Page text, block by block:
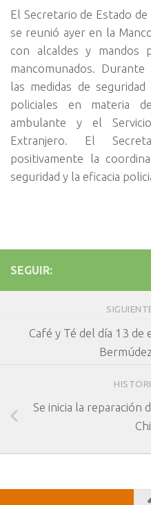
El Secretario de Estado
se reunió ayer en la
con alcaldes y mandos
mancomunados.
las medidas de
policiales en materia
ambulante y el
Extranjero. El
positivamente la
seguridad y la eficacia
SEGUIR:
Café y Té del día 13
Se inicia la reparación